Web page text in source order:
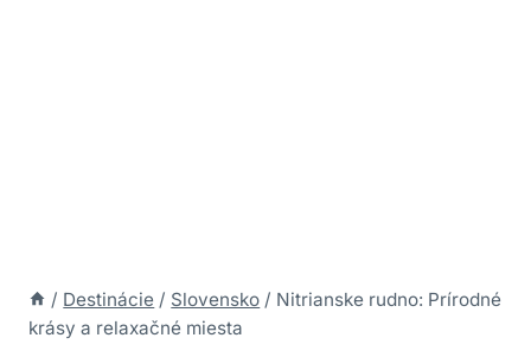
/ Destinácie / Slovensko / Nitrianske rudno: Prírodné
krásy a relaxačné miesta